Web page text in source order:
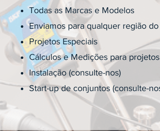
Todas as Marcas e Modelos
Enviamos para qualquer região do
Projetos Especiais
Cálculos e Medições para projetos
Instalação (consulte-nos)
Start-up de conjuntos (consulte-